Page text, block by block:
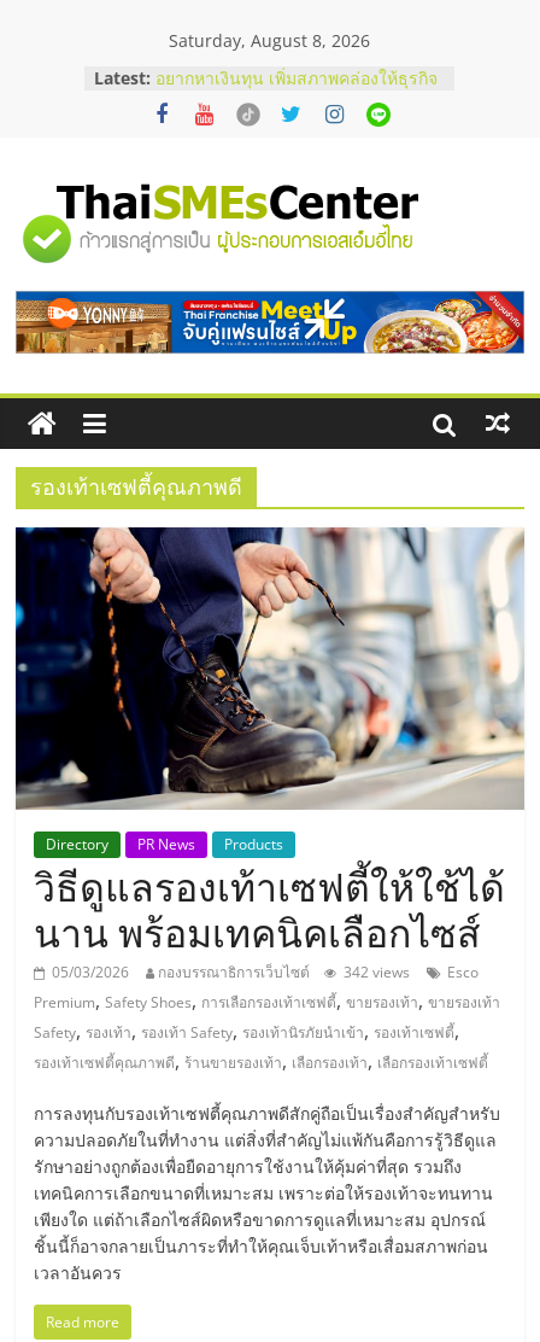
Saturday, August 8, 2026
Latest: อยากหาเงินทุน เพิ่มสภาพคล่องให้ธุรกิจ
เริ่มยังไงให้ผ่านฉลุย
สัมมนาออนไลน์ โอกาสบริหารสถานี
ThaiFranchise Meet Up จับคู่แฟรน
ไชส์ ครั้งที่ 8
ร้านเครื่องเสียงคุณภาพสูง พร้อม
บริษัท Cybersecurity ในไทยที่ไหนดี?
วิธีเลือกผู้ให้บริการให้คุ้มค่าและตอบ
โจทย์ธุรกิจ
"ศูนย์
รวม
ข้อมูล
ธุรกิจ
SME
แห่ง
ประเทศไทย,
ThaiSMEsCenter,
รวม
ธุรกิจ
เอ
ส
เอ็
มอี
ไทย,
SMEs,
แฟ
รองเท้าเซฟตี้คุณภาพดี
Directory PR News Products
วิธีดูแลรองเท้าเซฟตี้ให้ใช้ได้
นาน พร้อมเทคนิคเลือกไซส์
05/03/2026 กองบรรณาธิการเว็บไซต์ 342 views
Esco
Premium,Safety Shoes, การเลือกรองเท้าเซฟตี้,ขายรองเท้า,ขายรองเท้า
Safety, รองเท้า, รองเท้า Safety, รองเท้านิรภัยนำเข้า, รองเท้าเซฟตี้,
รองเท้าเซฟตี้คุณภาพดี, ร้านขายรองเท้า, เลือกรองเท้า, เลือกรองเท้าเซฟตี้
การลงทุนกับรองเท้าเซฟตี้คุณภาพดีสักคู่ถือเป็นเรื่องสำคัญสำหรับ
ความปลอดภัยในที่ทำงาน แต่สิ่งที่สำคัญไม่แพ้กันคือการรู้วิธีดูแล
รักษาอย่างถูกต้องเพื่อยืดอายุการใช้งานให้คุ้มค่าที่สุด รวมถึง
เทคนิคการเลือกขนาดที่เหมาะสม เพราะต่อให้รองเท้าจะทนทาน
เพียงใด แต่ถ้าเลือกไซส์ผิดหรือขาดการดูแลที่เหมาะสม อุปกรณ์
ชิ้นนี้ก็อาจกลายเป็นภาระที่ทำให้คุณเจ็บเท้าหรือเสื่อมสภาพก่อน
เวลาอันควร
Read more